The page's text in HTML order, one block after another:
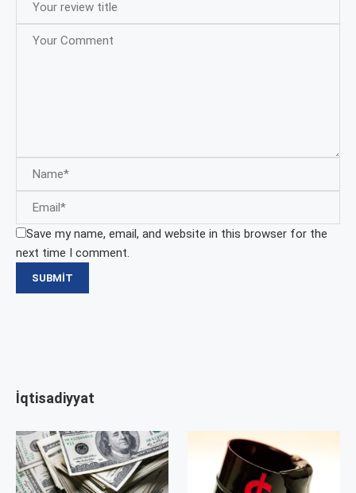
Save my name, email, and website in this browser for the
next time I comment.
İqtisadiyyat